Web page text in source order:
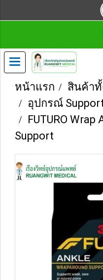
หน้าแรก
สินค้า
อุปกรณ์
FUTURO
Support